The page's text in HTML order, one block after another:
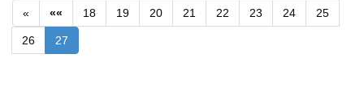
« «« 18 19 20 21 22 23 24 25
26 27